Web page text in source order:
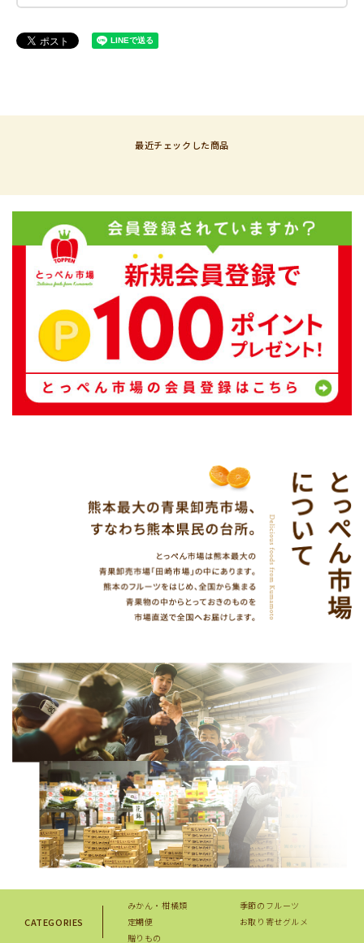
最近チェックした商品
CATEGORIES
みかん・柑橘類
季節のフルーツ
定期便
お取り寄せグルメ
贈りもの